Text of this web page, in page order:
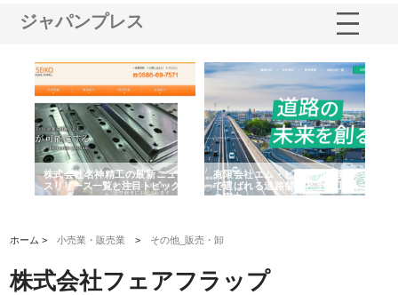
ジャパンプレス
株式会社名神精工の最新ニュー
スリリース一覧と注目トピック
有限会社エム・ビルドが南多摩
で選ばれる道路舗装と土木工事
の実力
ホーム >小売業・販売業 > その他_販売・卸
株式会社フェアフラップ